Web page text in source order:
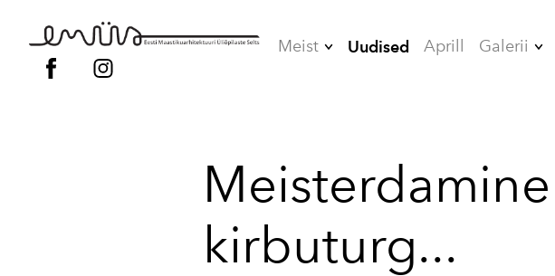
Meist
Vilistlased
Põhikiri
Kodukord
Uudised Aprill Galerii
2009
kirbuturg...